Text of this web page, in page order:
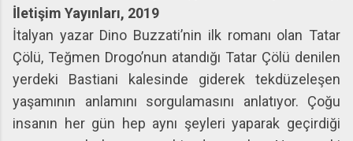
İletişim Yayınları, 2019
İtalyan yazar Dino Buzzati’nin ilk romanı olan Tatar
Çölü, Teğmen Drogo’nun atandığı Tatar Çölü denilen
yerdeki Bastiani kalesinde giderek tekdüzeleşen
yaşamının anlamını sorgulamasını anlatıyor. Çoğu
insanın her gün hep aynı şeyleri yaparak geçirdiği